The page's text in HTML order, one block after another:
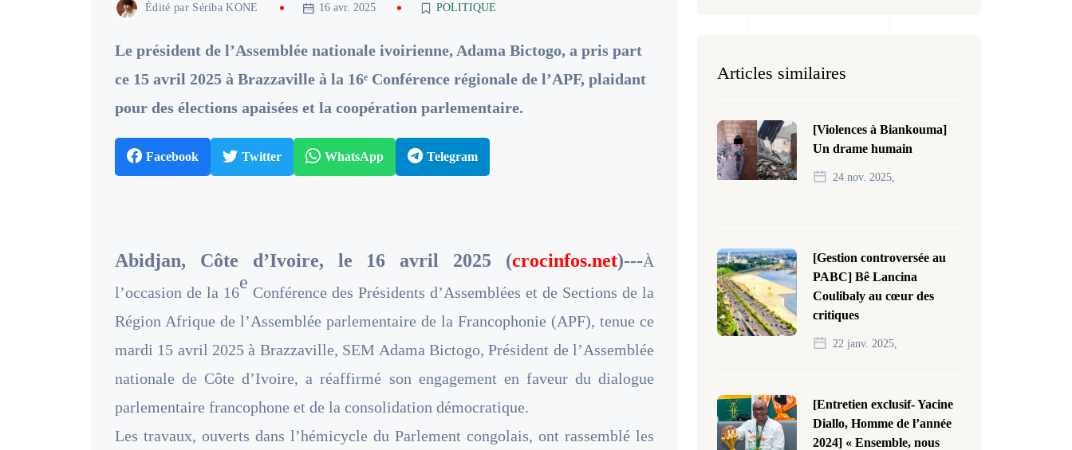
Édité par Sériba KONE 16 avr. 2025 POLITIQUE
Le président de l’Assemblée nationale ivoirienne, Adama Bictogo, a pris part
ce 15 avril 2025 à Brazzaville à la 16ᵉ Conférence régionale de l’APF, plaidant
pour des élections apaisées et la coopération parlementaire.
Facebook Twitter WhatsApp Telegram
Abidjan, Côte d’Ivoire, le 16 avril 2025 (crocinfos.net)---À
l’occasion de la 16e Conférence des Présidents d’Assemblées et de Sections de la
Région Afrique de l’Assemblée parlementaire de la Francophonie (APF), tenue ce
mardi 15 avril 2025 à Brazzaville, SEM Adama Bictogo, Président de l’Assemblée
nationale de Côte d’Ivoire, a réaffirmé son engagement en faveur du dialogue
parlementaire francophone et de la consolidation démocratique.
Les travaux, ouverts dans l’hémicycle du Parlement congolais, ont rassemblé les
Articles similaires
[Violences à Biankouma]
Un drame humain
24 nov. 2025,
[Gestion controversée au
PABC] Bê Lancina
Coulibaly au cœur des
critiques
22 janv. 2025,
[Entretien exclusif- Yacine
Diallo, Homme de l’année
2024] « Ensemble, nous